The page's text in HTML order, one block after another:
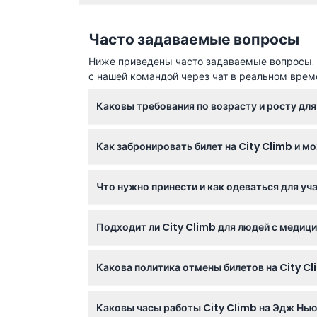
Часто задаваемые вопросы
Ниже приведены часто задаваемые вопросы.
с нашей командой через чат в реальном
Каковы требования по возрасту и росту
должен быть от 1,5 метров (4,9 футов) до
Как забронировать билет на City Climb и
реальном времени на предпочитаемую
Что нужно принести и как одеваться для
собой еду и напитки на место не
Подходит ли City Climb для людей с
женщин, пожилых людей или тех, кто имеет
Какова политика отмены билетов на City
Каковы часы работы City Climb на Эдж